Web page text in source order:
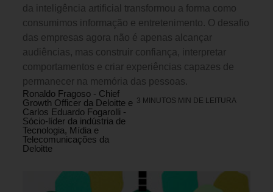
da inteligência artificial transformou a forma como
consumimos informação e entretenimento. O desafio
das empresas agora não é apenas alcançar
audiências, mas construir confiança, interpretar
comportamentos e criar experiências capazes de
permanecer na memória das pessoas.
Ronaldo Fragoso - Chief
Growth Officer da Deloitte e
Carlos Eduardo Fogarolli -
Sócio-líder da indústria de
Tecnologia, Mídia e
Telecomunicações da
Deloitte
3 MINUTOS MIN DE LEITURA